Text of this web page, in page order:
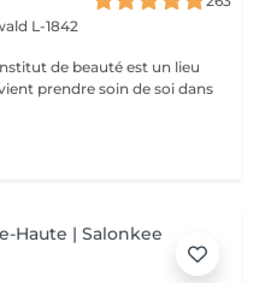
L-1842
de beauté est un lieu
prendre soin de soi dans